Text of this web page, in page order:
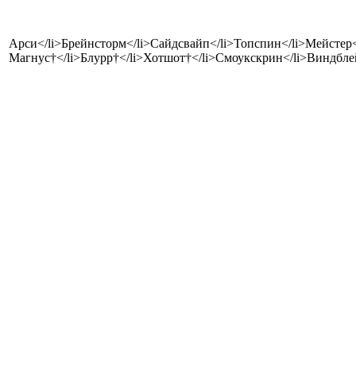
Арси</li>Брейнсторм</li>Сайдсвайп</li>Топспин</
Магнус†</li>Блурр†</li>Хотшот†</li>Смоукскрин</